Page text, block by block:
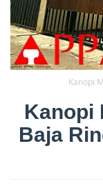
Kanopi
Kanopi
Baja